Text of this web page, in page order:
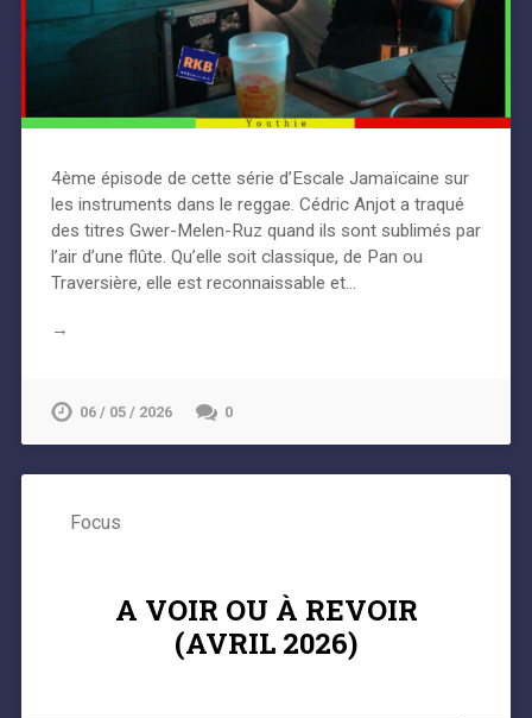
4ème épisode de cette série d’Escale Jamaïcaine sur
les instruments dans le reggae. Cédric Anjot a traqué
des titres Gwer-Melen-Ruz quand ils sont sublimés par
l’air d’une flûte. Qu’elle soit classique, de Pan ou
Traversière, elle est reconnaissable et…
→
06 / 05 / 2026 0
Focus
A VOIR OU À REVOIR
(AVRIL 2026)